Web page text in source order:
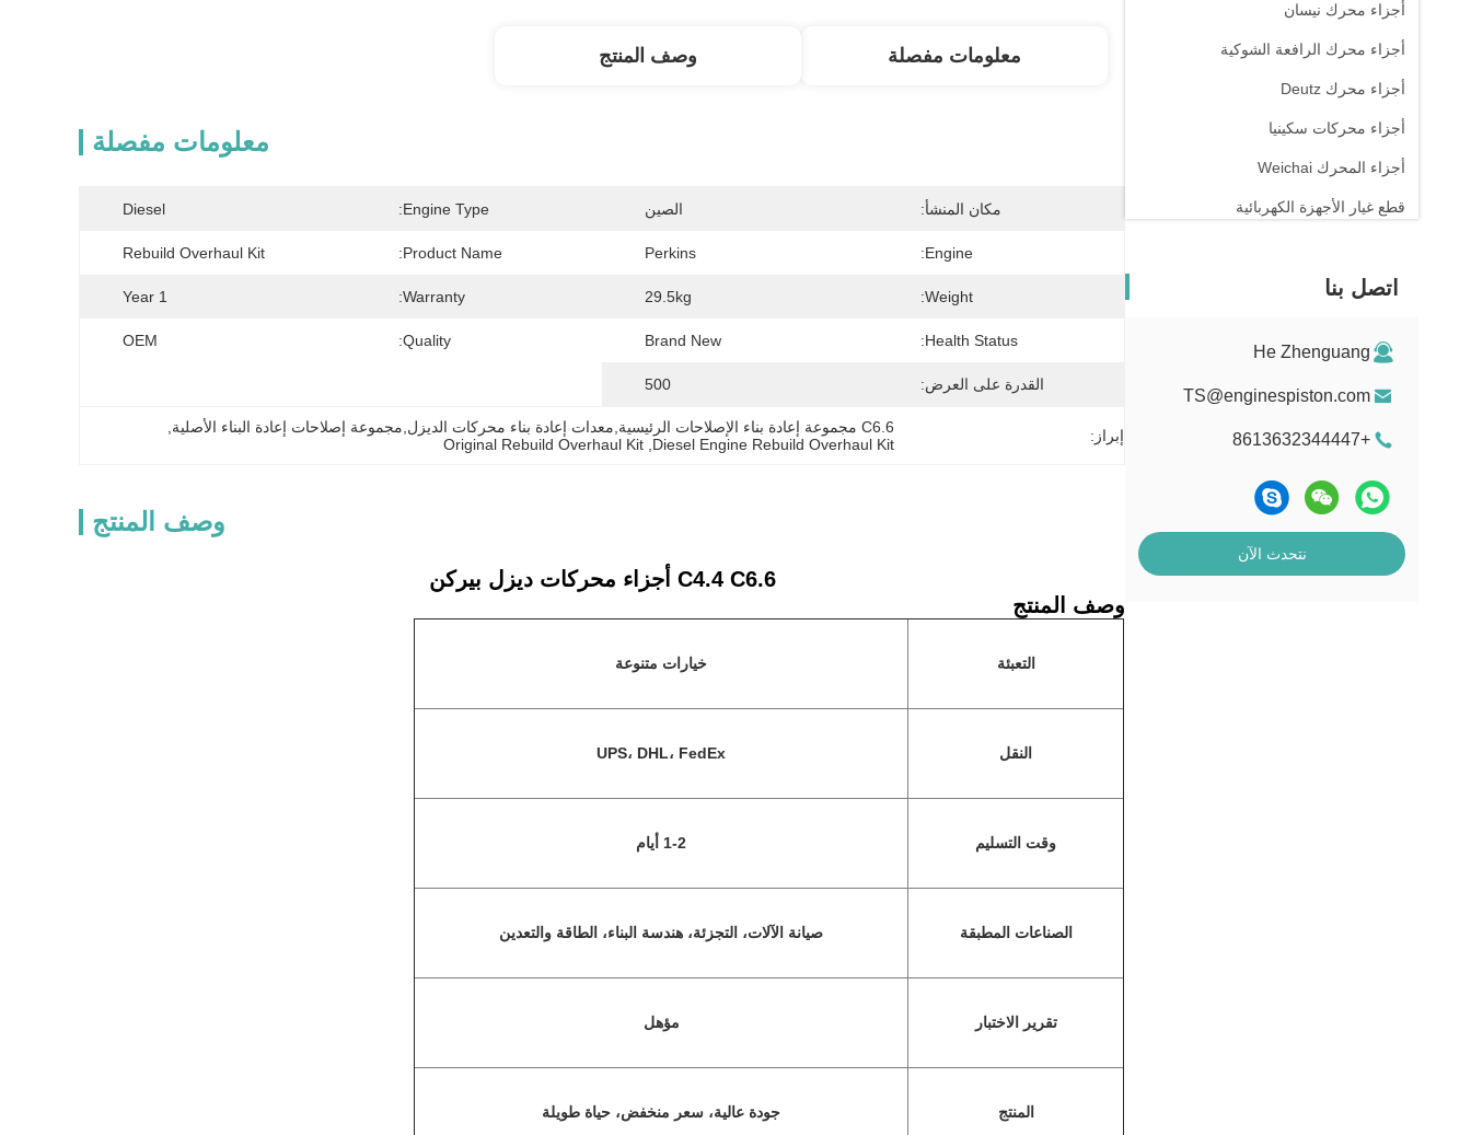
أجزاء محرك نيسان
أجزاء محرك الرافعة الشوكية
أجزاء محرك Deutz
أجزاء محركات سكينيا
أجزاء المحرك Weichai
قطع غيار الأجهزة الكهربائية
اتصل بنا
He Zhenguang
TS@enginespiston.com
+8613632344447
نتحدث الآن
معلومات مفصلة وصف المنتج
معلومات مفصلة
مكان المنشأ: الصين Engine Type:
Diesel
Engine:
Perkins
Product Name:
Rebuild Overhaul Kit
Weight:
29.5kg
Warranty:
1 Year
Health Status:
Brand New
Quality:
OEM
القدرة على العرض: 500
إبراز: C6.6 مجموعة إعادة بناء الإصلاحات الرئيسية,معدات إعادة بناء محركات الديزل,مجموعة إصلاحات إعادة البناء الأصلية
Diesel Engine Rebuild Overhaul Kit
,
Original Rebuild Overhaul Kit
وصف المنتج
C4.4 C6.6 أجزاء محركات ديزل بيركن
وصف المنتج
التعبئة خيارات متنوعة
النقل UPS، DHL، FedEx
وقت التسليم 1-2 أيام
الصناعات المطبقة صيانة الآلات، التجزئة، هندسة البناء، الطاقة والتعدين
تقرير الاختبار مؤهل
المنتج جودة عالية، سعر منخفض، حياة طويلة